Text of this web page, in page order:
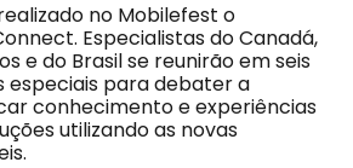
no Mobilefest o
Especialistas do Canadá,
e do Brasil se reunirão em seis
especiais para debater a
conhecimento e experiências
utilizando as novas